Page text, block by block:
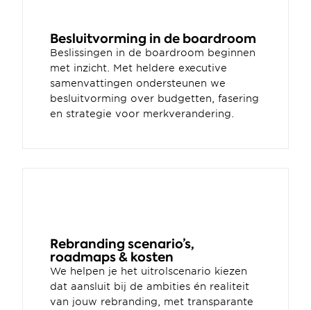
Besluitvorming in de boardroom
Beslissingen in de boardroom beginnen
met inzicht. Met heldere executive
samenvattingen ondersteunen we
besluitvorming over budgetten, fasering
en strategie voor merkverandering.
Rebranding scenario’s,
roadmaps & kosten
We helpen je het uitrolscenario kiezen
dat aansluit bij de ambities én realiteit
van jouw rebranding, met transparante